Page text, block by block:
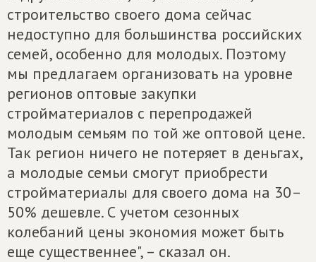
строительство своего дома сейчас
недоступно для большинства российских
семей, особенно для молодых. Поэтому
мы предлагаем организовать на уровне
регионов оптовые закупки
стройматериалов с перепродажей
молодым семьям по той же оптовой цене.
Так регион ничего не потеряет в деньгах,
а молодые семьи смогут приобрести
стройматериалы для своего дома на 30–
50% дешевле. С учетом сезонных
колебаний цены экономия может быть
еще существеннее", – сказал он.